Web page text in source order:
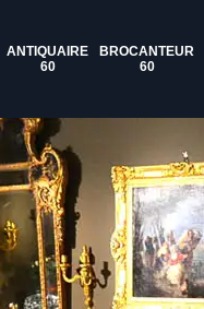
ANTIQUAIRE
60
BROCANTEUR
60